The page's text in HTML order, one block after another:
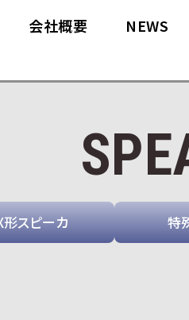
会社概要 NEWS
スピーカ 特